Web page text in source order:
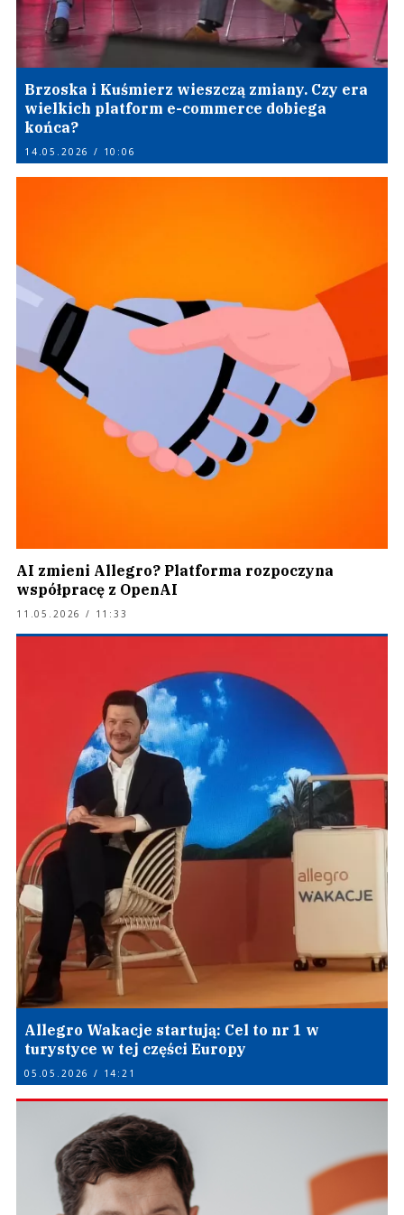
Brzoska i Kuśmierz wieszczą zmiany. Czy era
wielkich platform e-commerce dobiega
końca?
14.05.2026 / 10:06
AI zmieni Allegro? Platforma rozpoczyna
współpracę z OpenAI
11.05.2026 / 11:33
Allegro Wakacje startują: Cel to nr 1 w
turystyce w tej części Europy
05.05.2026 / 14:21